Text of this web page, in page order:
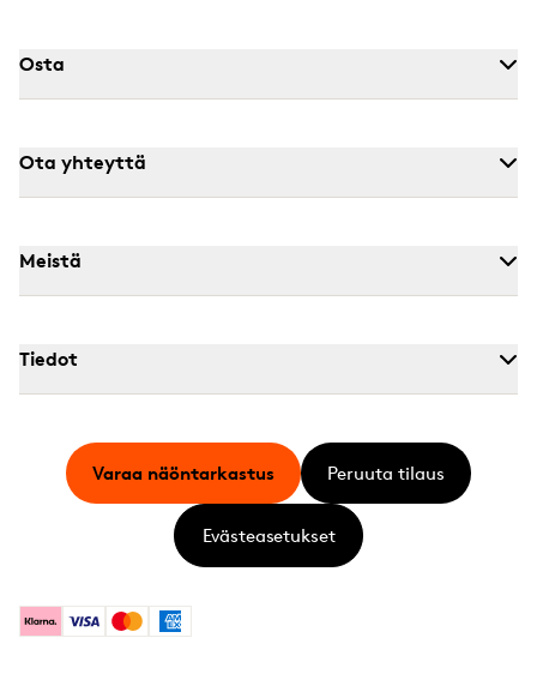
Osta
Ota yhteyttä
Meistä
Tiedot
KlarnaVisa MastercardAmerican Express
Varaa näöntarkastus Peruuta tilaus
Evästeasetukset